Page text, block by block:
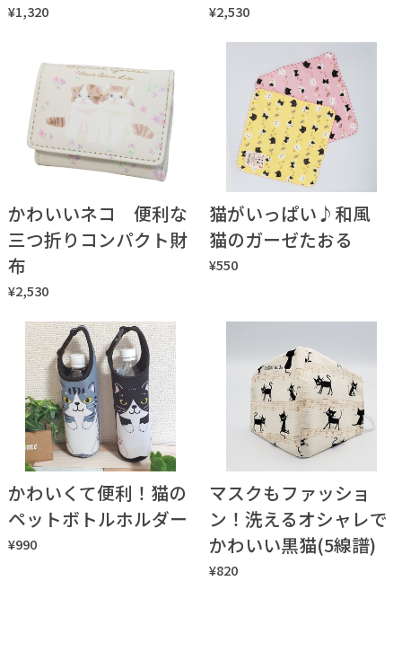
¥1,320 ¥2,530
かわいいネコ 便利な
三つ折りコンパクト財
布
¥2,530
猫がいっぱい♪和風
猫のガーゼたおる
¥550
かわいくて便利！猫の
ペットボトルホルダー
¥990
マスクもファッショ
ン！洗えるオシャレで
かわいい黒猫(5線譜)
¥820